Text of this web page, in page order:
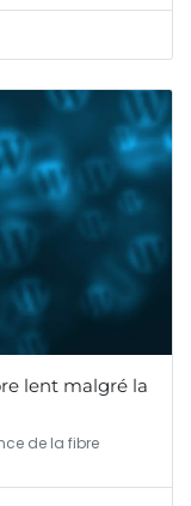
lent malgré la
de la fibre